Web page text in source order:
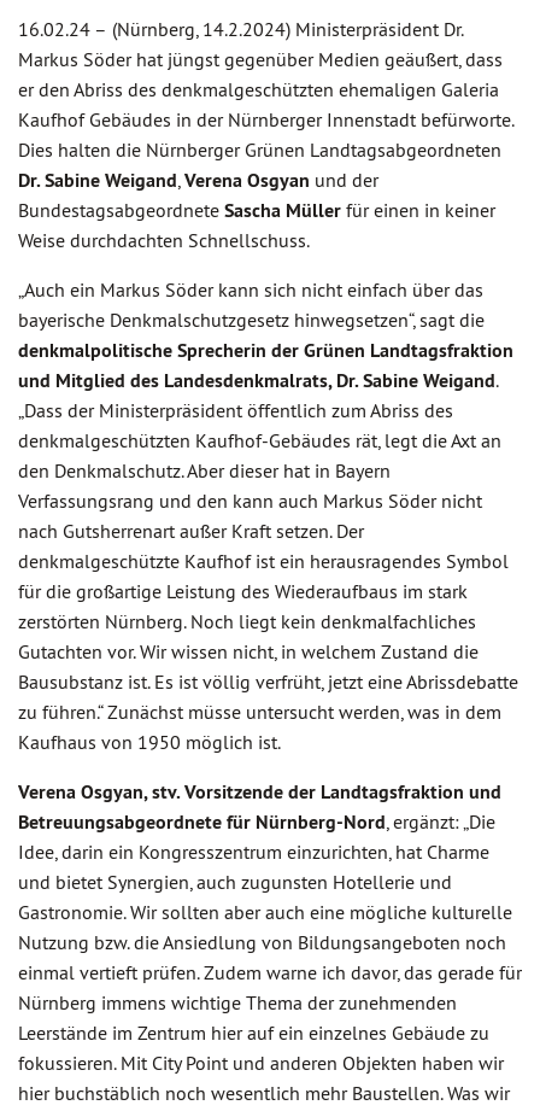
16.02.24 – (Nürnberg, 14.2.2024) Ministerpräsident Dr.
Markus Söder hat jüngst gegenüber Medien geäußert, dass
er den Abriss des denkmalgeschützten ehemaligen Galeria
Kaufhof Gebäudes in der Nürnberger Innenstadt befürworte.
Dies halten die Nürnberger Grünen Landtagsabgeordneten
Dr. Sabine Weigand,Verena Osgyan und der
Bundestagsabgeordnete Sascha Müller für einen in keiner
Weise durchdachten Schnellschuss.
„Auch ein Markus Söder kann sich nicht einfach über das
bayerische Denkmalschutzgesetz hinwegsetzen“, sagt die
denkmalpolitische Sprecherin der Grünen Landtagsfraktion
und Mitglied des Landesdenkmalrats, Dr. Sabine Weigand.
„Dass der Ministerpräsident öffentlich zum Abriss des
denkmalgeschützten Kaufhof-Gebäudes rät, legt die Axt an
den Denkmalschutz. Aber dieser hat in Bayern
Verfassungsrang und den kann auch Markus Söder nicht
nach Gutsherrenart außer Kraft setzen. Der
denkmalgeschützte Kaufhof ist ein herausragendes Symbol
für die großartige Leistung des Wiederaufbaus im stark
zerstörten Nürnberg. Noch liegt kein denkmalfachliches
Gutachten vor. Wir wissen nicht, in welchem Zustand die
Bausubstanz ist. Es ist völlig verfrüht, jetzt eine Abrissdebatte
zu führen.“ Zunächst müsse untersucht werden, was in dem
Kaufhaus von 1950 möglich ist.
Verena Osgyan, stv. Vorsitzende der Landtagsfraktion und
Betreuungsabgeordnete für Nürnberg-Nord, ergänzt: „Die
Idee, darin ein Kongresszentrum einzurichten, hat Charme
und bietet Synergien, auch zugunsten Hotellerie und
Gastronomie. Wir sollten aber auch eine mögliche kulturelle
Nutzung bzw. die Ansiedlung von Bildungsangeboten noch
einmal vertieft prüfen. Zudem warne ich davor, das gerade für
Nürnberg immens wichtige Thema der zunehmenden
Leerstände im Zentrum hier auf ein einzelnes Gebäude zu
fokussieren. Mit City Point und anderen Objekten haben wir
hier buchstäblich noch wesentlich mehr Baustellen. Was wir